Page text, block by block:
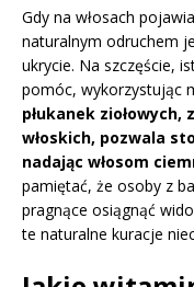
Gdy na włosach
naturalnym odruchem
ukrycie. Na szczęście,
pomóc, wykorzystując
płukanek ziołowych,
włoskich, pozwala
nadając włosom
pamiętać, że osoby z
pragnące osiągnąć
te naturalne kuracje